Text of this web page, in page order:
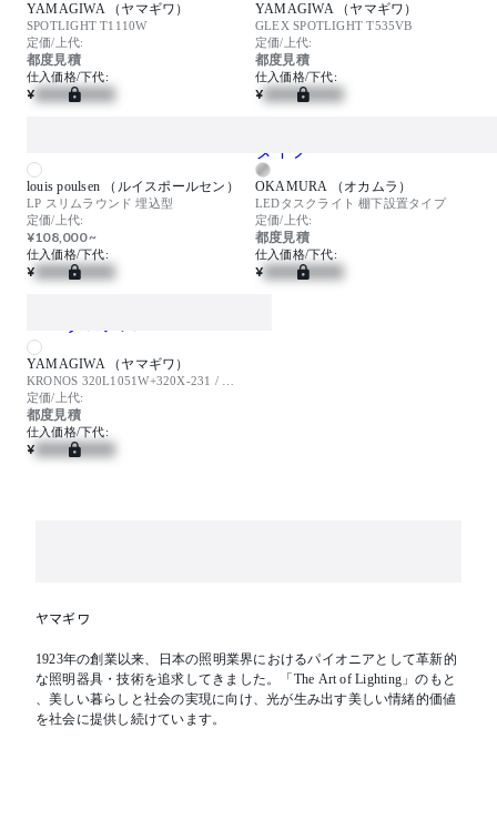
YAMAGIWA （ヤマギワ）
SPOTLIGHT T1110W
定価/上代:
都度見積
仕入価格/下代:
¥
YAMAGIWA （ヤマギワ）
GLEX SPOTLIGHT T535VB
定価/上代:
都度見積
仕入価格/下代:
¥
louis poulsen （ルイスポールセン）
LP スリムラウンド 埋込型
定価/上代:
¥108,000 ~
仕入価格/下代:
¥
OKAMURA （オカムラ）
LEDタスクライト 棚下設置タイプ
定価/上代:
都度見積
仕入価格/下代:
¥
YAMAGIWA （ヤマギワ）
定価/上代:
都度見積
仕入価格/下代:
¥
ヤマギワ
1923年の創業以来、日本の照明業界におけるパイオニアとして革新的
な照明器具・技術を追求してきました。「The Art of Lighting」のもと
、美しい暮らしと社会の実現に向け、光が生み出す美しい情緒的価値
を社会に提供し続けています。